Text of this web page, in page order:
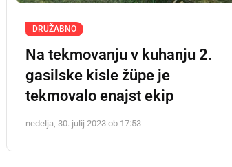
DRUŽABNO
Na tekmovanju v kuhanju 2.
gasilske kisle žüpe je
tekmovalo enajst ekip
nedelja, 30. julij 2023 ob 17:53